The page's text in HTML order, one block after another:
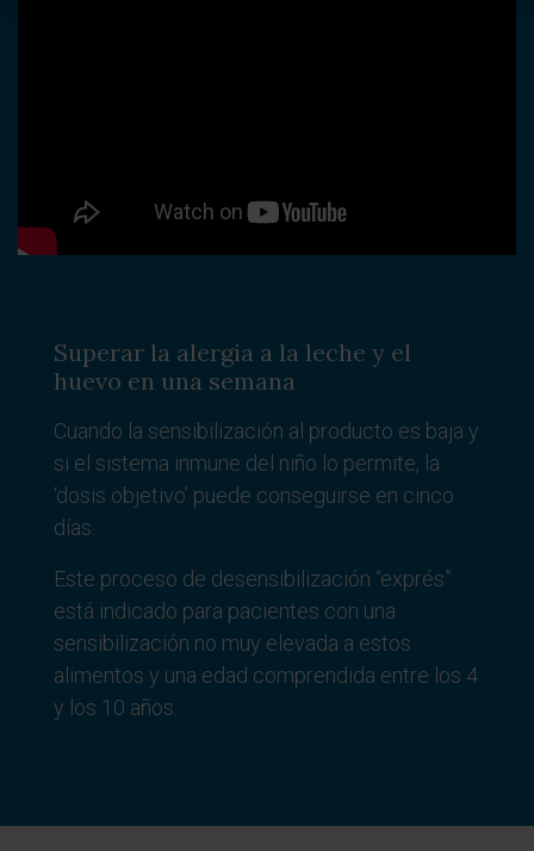
Superar la alergia a la leche y el
huevo en una semana
Cuando la sensibilización al producto es baja y
si el sistema inmune del niño lo permite, la
‘dosis objetivo’ puede conseguirse en cinco
días.
Este proceso de desensibilización “exprés”
está indicado para pacientes con una
sensibilización no muy elevada a estos
alimentos y una edad comprendida entre los 4
y los 10 años.